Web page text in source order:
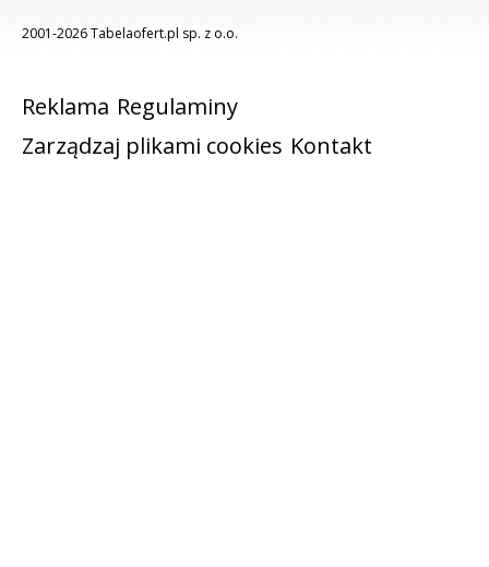
2001-2026 Tabelaofert.pl sp. z o.o.
Reklama Regulaminy
Zarządzaj plikami cookies Kontakt